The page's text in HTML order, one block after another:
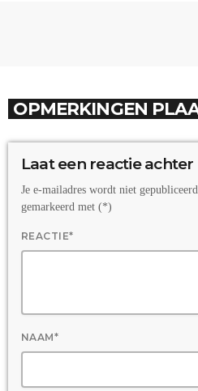
OPMERKINGEN
Laat een reactie achter
Je e-mailadres wordt niet
gemarkeerd met (*)
REACTIE*
NAAM*